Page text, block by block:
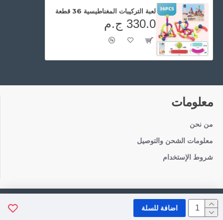
اضافة للسلة
لعبة التركيبات المغناطيسية 36 قطعة
330.0 ج.م
معلومات
من نحن
معلومات الشحن والتوصيل
شروط الإستخدام
Copyright © 2021, TotaToys, All Rights Reserved